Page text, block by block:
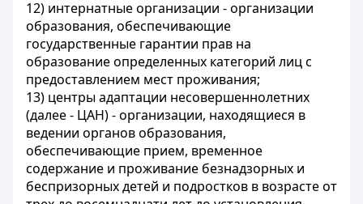
12) интернатные организации - организации
образования, обеспечивающие
государственные гарантии прав на
образование определенных категорий лиц с
предоставлением мест проживания;
13) центры адаптации несовершеннолетних
(далее - ЦАН) - организации, находящиеся в
ведении органов образования,
обеспечивающие прием, временное
содержание и проживание безнадзорных и
беспризорных детей и подростков в возрасте от